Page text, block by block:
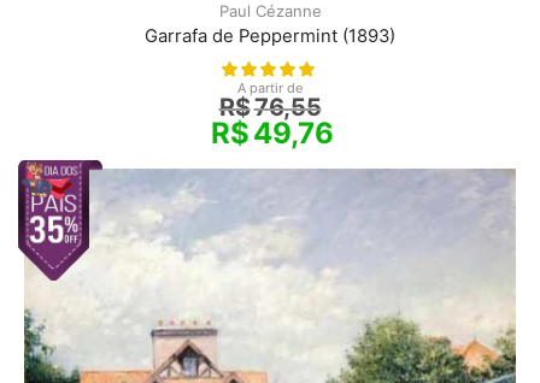
Paul Cézanne
Garrafa de Peppermint (1893)
A partir de
R$76,55
R$49,76